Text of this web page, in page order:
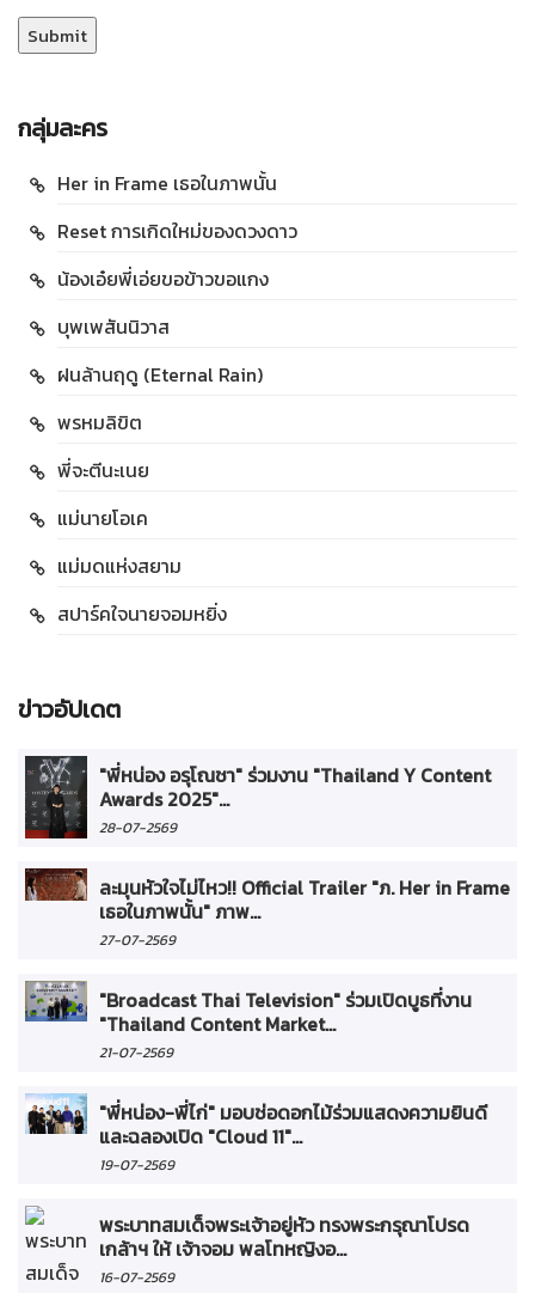
กลุ่มละคร
Her in Frame เธอในภาพนั้น
Reset การเกิดใหม่ของดวงดาว
น้องเอ๋ยพี่เอ่ยขอข้าวขอแกง
บุพเพสันนิวาส
ฝนล้านฤดู (Eternal Rain)
พรหมลิขิต
พี่จะตีนะเนย
แม่นายโอเค
แม่มดแห่งสยาม
สปาร์คใจนายจอมหยิ่ง
ข่าวอัปเดต
"พี่หน่อง อรุโณชา" ร่วมงาน "Thailand Y Content
Awards 2025"...
28-07-2569
ละมุนหัวใจไม่ไหว!! Official Trailer "ภ. Her in Frame
เธอในภาพนั้น" ภาพ...
27-07-2569
"Broadcast Thai Television" ร่วมเปิดบูธที่งาน
"Thailand Content Market...
21-07-2569
"พี่หน่อง-พี่ไก่" มอบช่อดอกไม้ร่วมแสดงความยินดี
และฉลองเปิด "Cloud 11"...
19-07-2569
พระบาทสมเด็จพระเจ้าอยู่หัว ทรงพระกรุณาโปรด
เกล้าฯ ให้ เจ้าจอม พลโทหญิงอ...
16-07-2569